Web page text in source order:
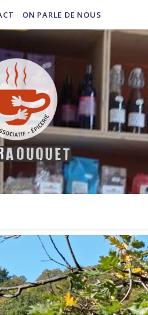
ON PARLE DE NOUS